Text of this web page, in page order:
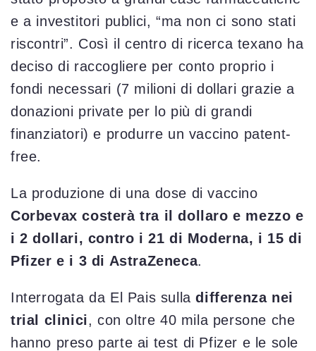
e a investitori publici, “ma non ci sono stati
riscontri”. Così il centro di ricerca texano ha
deciso di raccogliere per conto proprio i
fondi necessari (7 milioni di dollari grazie a
donazioni private per lo più di grandi
finanziatori) e produrre un vaccino patent-
free.
La produzione di una dose di vaccino
Corbevax costerà tra il dollaro e mezzo e
i 2 dollari, contro i 21 di Moderna, i 15 di
Pfizer e i 3 di AstraZeneca.
Interrogata da El Pais sulladifferenza nei
trial clinici, con oltre 40 mila persone che
hanno preso parte ai test di Pfizer e le sole